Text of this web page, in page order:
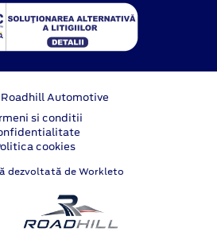
Automotive
si conditii
cookies
dezvoltată de Workleto